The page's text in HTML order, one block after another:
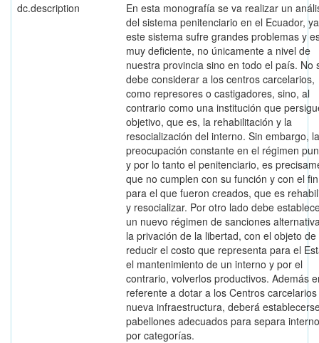
dc.description
En esta monografía se va realizar un
del sistema penitenciario en el Ecuador,
este sistema sufre grandes problemas y
muy deficiente, no únicamente a nivel de
nuestra provincia sino en todo el país. No
debe considerar a los centros carcelarios,
como represores o castigadores, sino, al
contrario como una institución que
objetivo, que es, la rehabilitación y la
resocialización del interno. Sin embargo, la
preocupación constante en el régimen
y por lo tanto el penitenciario, es
que no cumplen con su función y con el fin
para el que fueron creados, que es
y resocializar. Por otro lado debe
un nuevo régimen de sanciones
la privación de la libertad, con el objeto de
reducir el costo que representa para el
el mantenimiento de un interno y por el
contrario, volverlos productivos. Además
referente a dotar a los Centros
nueva infraestructura, deberá
pabellones adecuados para separa
por categorías.